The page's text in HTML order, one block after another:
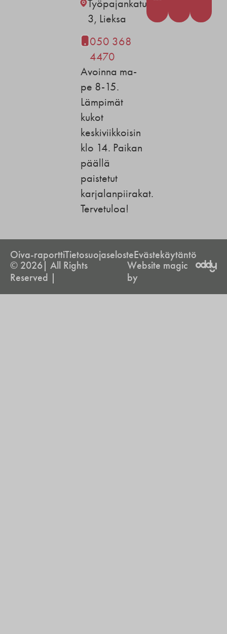
Työpajankatu
3, Lieksa
050 368
4470
Avoinna ma-
pe 8-15.
Lämpimät
kukot
keskiviikkoisin
klo 14. Paikan
päällä
paistetut
karjalanpiirakat.
Tervetuloa!
Oiva-raporttiTietosuojaselosteEvästekäytäntö
© 2026| All Rights
Reserved |
Website magic
by